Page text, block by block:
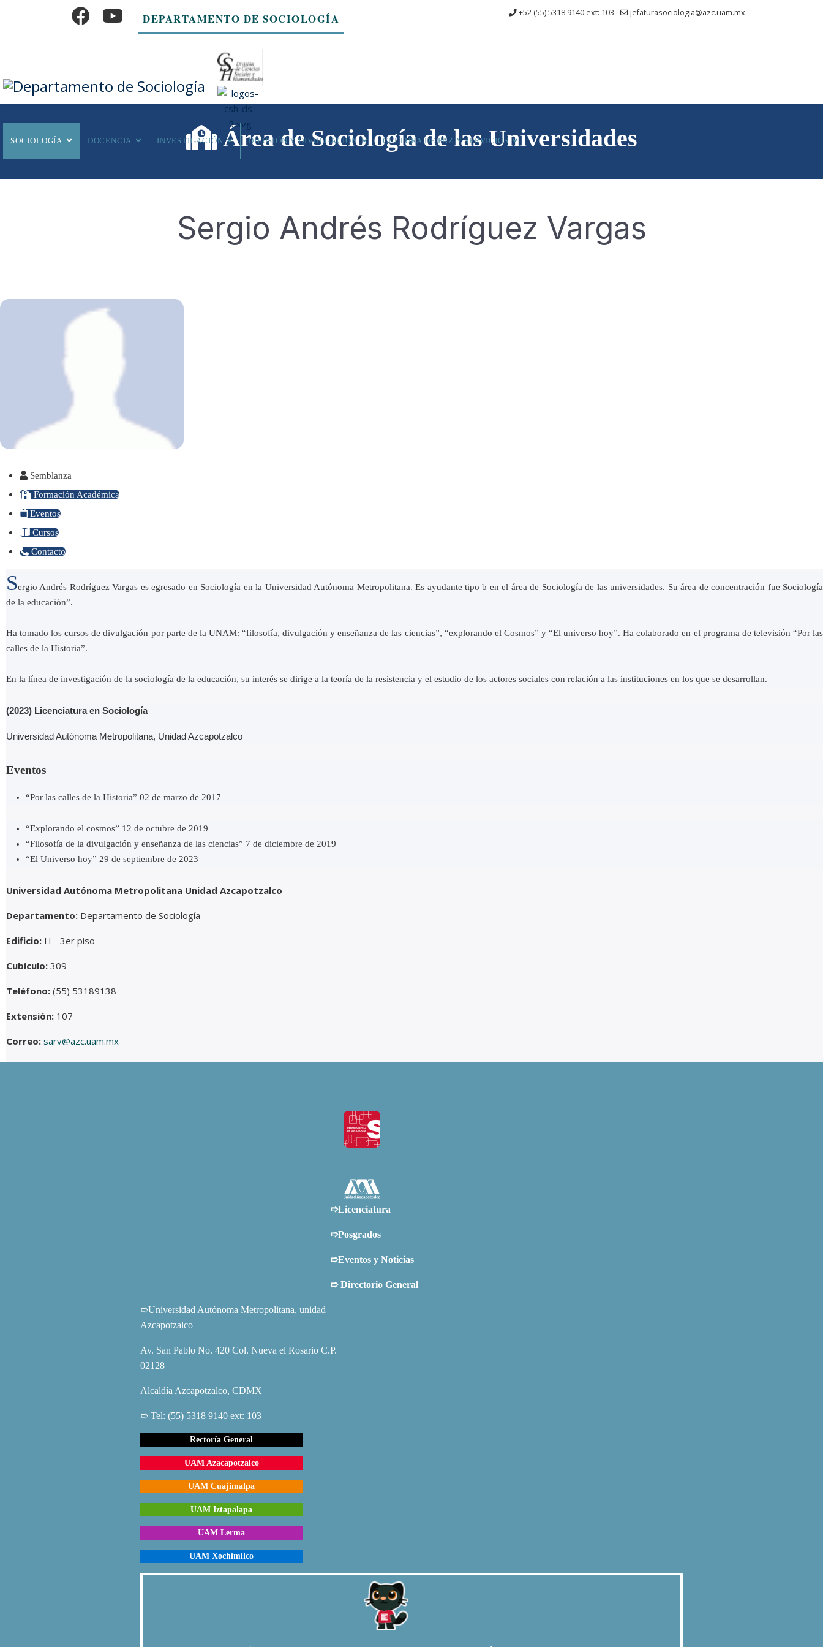
DEPARTAMENTO DE SOCIOLOGÍA +52 (55) 5318 9140 ext: 103 jefaturasociologia@azc.uam.mx
SOCIOLOGÍA DOCENCIA INVESTIGACIÓN DIFUSIÓN Y DIVULGACIÓN CULTURA DE PAZ Y SERVICIOS
Área de Sociología de las Universidades
Sergio Andrés Rodríguez Vargas
Semblanza
Formación Académica
Eventos
Cursos
Contacto
Sergio Andrés Rodríguez Vargas es egresado en Sociología en la Universidad Autónoma Metropolitana. Es ayudante tipo b en el área de Sociología de las universidades. Su área de concentración fue Sociología
de la educación”.
Ha tomado los cursos de divulgación por parte de la UNAM: “filosofía, divulgación y enseñanza de las ciencias”, “explorando el Cosmos” y “El universo hoy”. Ha colaborado en el programa de televisión “Por las
calles de la Historia”.
En la línea de investigación de la sociología de la educación, su interés se dirige a la teoría de la resistencia y el estudio de los actores sociales con relación a las instituciones en los que se desarrollan.
(2023) Licenciatura en Sociología
Universidad Autónoma Metropolitana, Unidad Azcapotzalco
Eventos
“Por las calles de la Historia” 02 de marzo de 2017
“Explorando el cosmos” 12 de octubre de 2019
“Filosofía de la divulgación y enseñanza de las ciencias” 7 de diciembre de 2019
“El Universo hoy” 29 de septiembre de 2023
Universidad Autónoma Metropolitana Unidad Azcapotzalco
Departamento: Departamento de Sociología
Edificio: H - 3er piso
Cubículo: 309
Teléfono: (55) 53189138
Extensión: 107
Correo: sarv@azc.uam.mx
➱Licenciatura
➱Posgrados
➱Eventos y Noticias
➱Directorio General
➱Universidad Autónoma Metropolitana, unidad
Azcapotzalco
Av. San Pablo No. 420 Col. Nueva el Rosario C.P.
02128
Alcaldía Azcapotzalco, CDMX
➱ Tel: (55) 5318 9140 ext: 103
Rectoría General
UAM Azacapotzalco
UAM Cuajimalpa
UAM Iztapalapa
UAM Lerma
UAM Xochimilco